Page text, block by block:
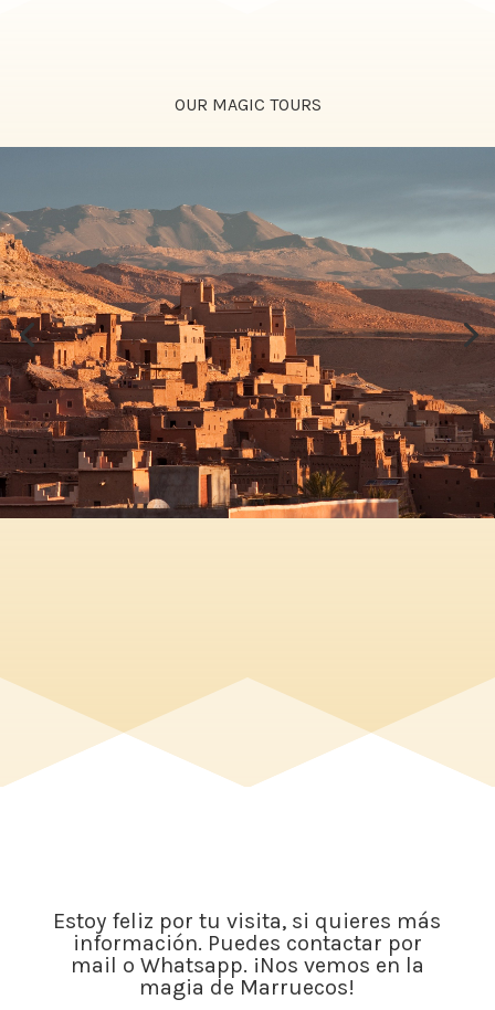
OUR MAGIC TOURS
Estoy feliz por tu visita, si quieres más
información. Puedes contactar por
mail o Whatsapp. ¡Nos vemos en la
magia de Marruecos!